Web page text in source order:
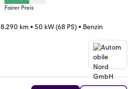
Fairer Preis
8.290 km • 50 kW (68 PS) • Benzin